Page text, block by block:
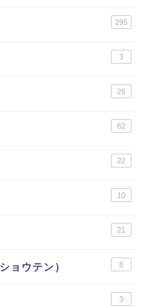
295
3
26
62
22
10
21
ョウテン） 8
3